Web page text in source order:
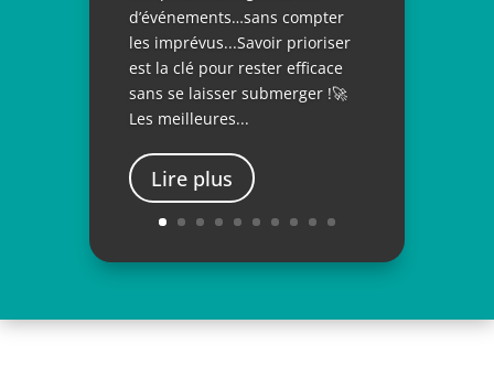
d’événements…sans compter
les imprévus...Savoir prioriser
est la clé pour rester efficace
sans se laisser submerger !🚀
Les meilleures...
Lire plus